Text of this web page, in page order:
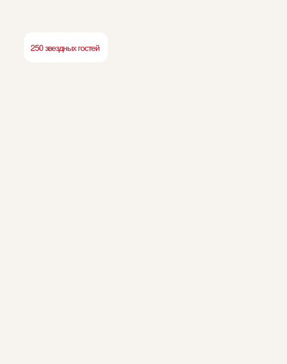
250 звездных гостей